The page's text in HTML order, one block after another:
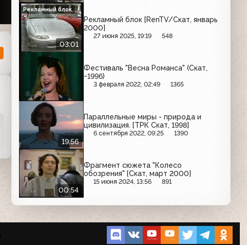
03:01
Рекламный блок [RenTV/Скат, январь
2000]
27 июня 2025, 19:19 548
Рекламный блок
Фестиваль "Весна Романса" (Скат,
~1996)
3 февраля 2022, 02:49 1365
19:56
Параллельные миры - природа и
цивилизация. [ТРК Скат, 1998]
6 сентября 2022, 09:25 1390
00:54
Фрагмент сюжета "Колесо
обозрения" [Скат, март 2000]
15 июня 2024, 13:56 891